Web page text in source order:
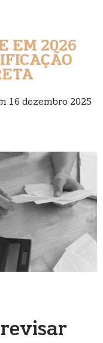
EM 2026
16 dezembro 2025
revisar